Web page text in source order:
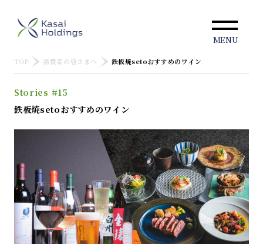
MENU
TOP 消費者の皆さまへ 鉄板焼setoおすすめのワイン
Stories #15
鉄板焼setoおすすめのワイン